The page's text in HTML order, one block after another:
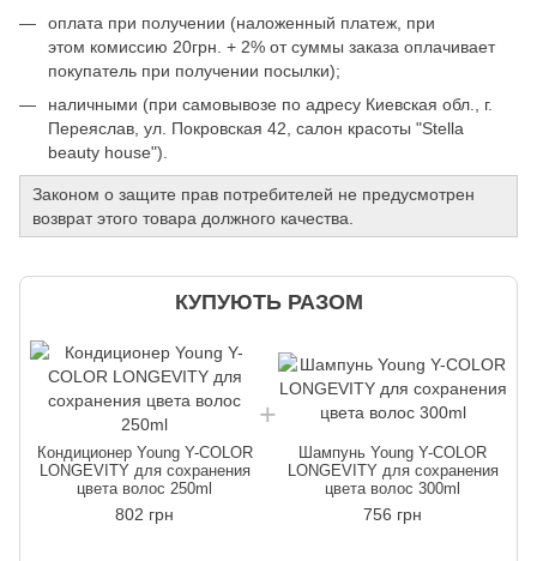
оплата при получении (наложенный платеж, при
этом комиссию 20грн. + 2% от суммы заказа оплачивает
покупатель при получении посылки);
наличными (при самовывозе по адресу Киевская обл., г.
Переяслав, ул. Покровская 42, салон красоты "Stella
beauty house").
Законом о защите прав потребителей не предусмотрен
возврат этого товара должного качества.
КУПУЮТЬ РАЗОМ
Кондиционер Young Y-COLOR
LONGEVITY для сохранения
цвета волос 250ml
802 грн
Шампунь Young Y-COLOR
LONGEVITY для сохранения
цвета волос 300ml
756 грн